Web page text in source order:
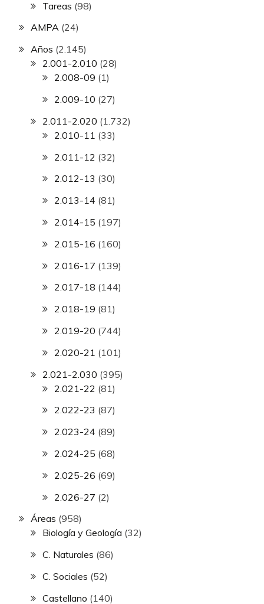
Tareas (98)
AMPA (24)
Años (2.145)
2.001-2.010 (28)
2.008-09 (1)
2.009-10 (27)
2.011-2.020 (1.732)
2.010-11 (33)
2.011-12 (32)
2.012-13 (30)
2.013-14 (81)
2.014-15 (197)
2.015-16 (160)
2.016-17 (139)
2.017-18 (144)
2.018-19 (81)
2.019-20 (744)
2.020-21 (101)
2.021-2.030 (395)
2.021-22 (81)
2.022-23 (87)
2.023-24 (89)
2.024-25 (68)
2.025-26 (69)
2.026-27 (2)
Áreas (958)
Biología y Geología (32)
C. Naturales (86)
C. Sociales (52)
Castellano (140)